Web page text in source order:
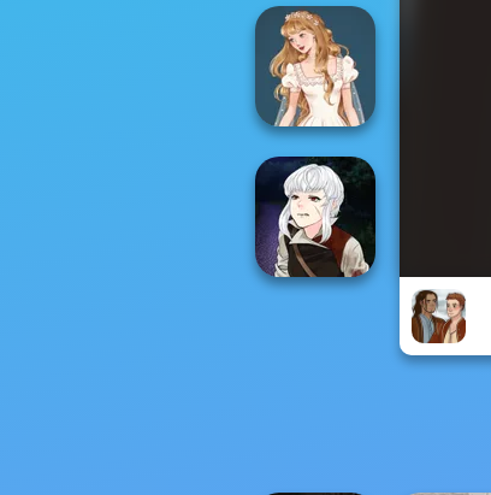
Wolf Maker
Wedding Dress
Design 2